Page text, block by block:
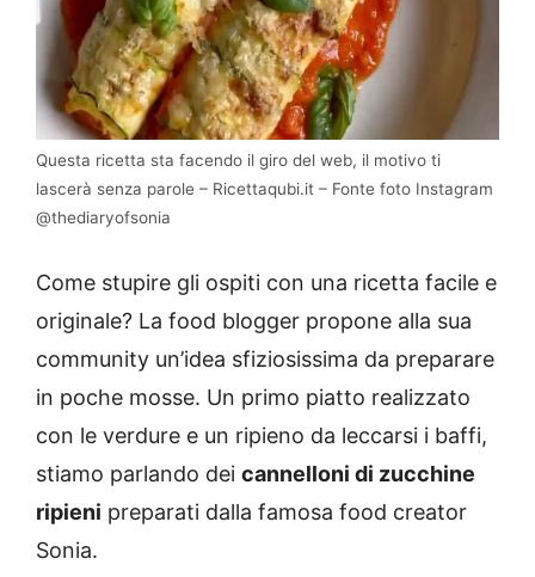
Questa ricetta sta facendo il giro del web, il motivo ti
lascerà senza parole – Ricettaqubi.it – Fonte foto Instagram
@thediaryofsonia
Come stupire gli ospiti con una ricetta facile e
originale? La food blogger propone alla sua
community un’idea sfiziosissima da preparare
in poche mosse. Un primo piatto realizzato
con le verdure e un ripieno da leccarsi i baffi,
stiamo parlando dei cannelloni di zucchine
ripieni preparati dalla famosa food creator
Sonia.